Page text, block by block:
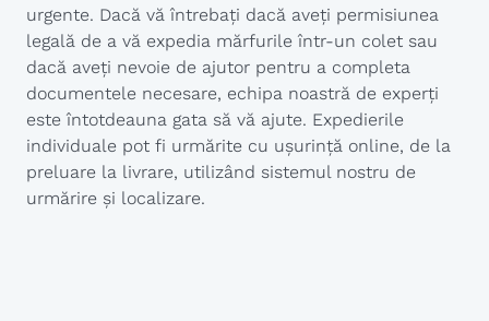
urgente. Dacă vă întrebați dacă aveți permisiunea
legală de a vă expedia mărfurile într-un colet sau
dacă aveți nevoie de ajutor pentru a completa
documentele necesare, echipa noastră de experți
este întotdeauna gata să vă ajute. Expedierile
individuale pot fi urmărite cu ușurință online, de la
preluare la livrare, utilizând sistemul nostru de
urmărire și localizare.